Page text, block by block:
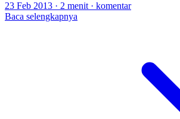
23 Feb 2013 · 2 menit · komentar
Baca selengkapnya